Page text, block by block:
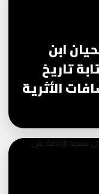
ابن
تاريخ
الأثرية